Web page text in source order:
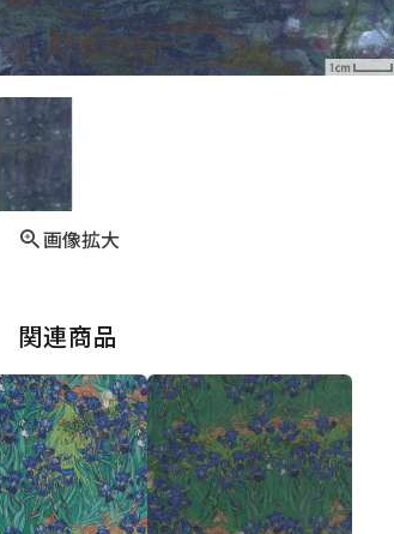
画像拡大
関連商品